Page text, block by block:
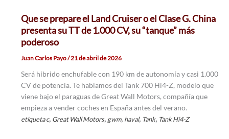
Que se prepare el Land Cruiser o el Clase G. China
presenta su TT de 1.000 CV, su “tanque” más
poderoso
Juan Carlos Payo/21 de abril de 2026
Será híbrido enchufable con 190 km de autonomía y casi 1.000
CV de potencia. Te hablamos del Tank 700 Hi4-Z, modelo que
viene bajo el paraguas de Great Wall Motors, compañía que
empieza a vender coches en España antes del verano.
etiqueta c, Great Wall Motors, gwm, haval, Tank, Tank Hi4-Z